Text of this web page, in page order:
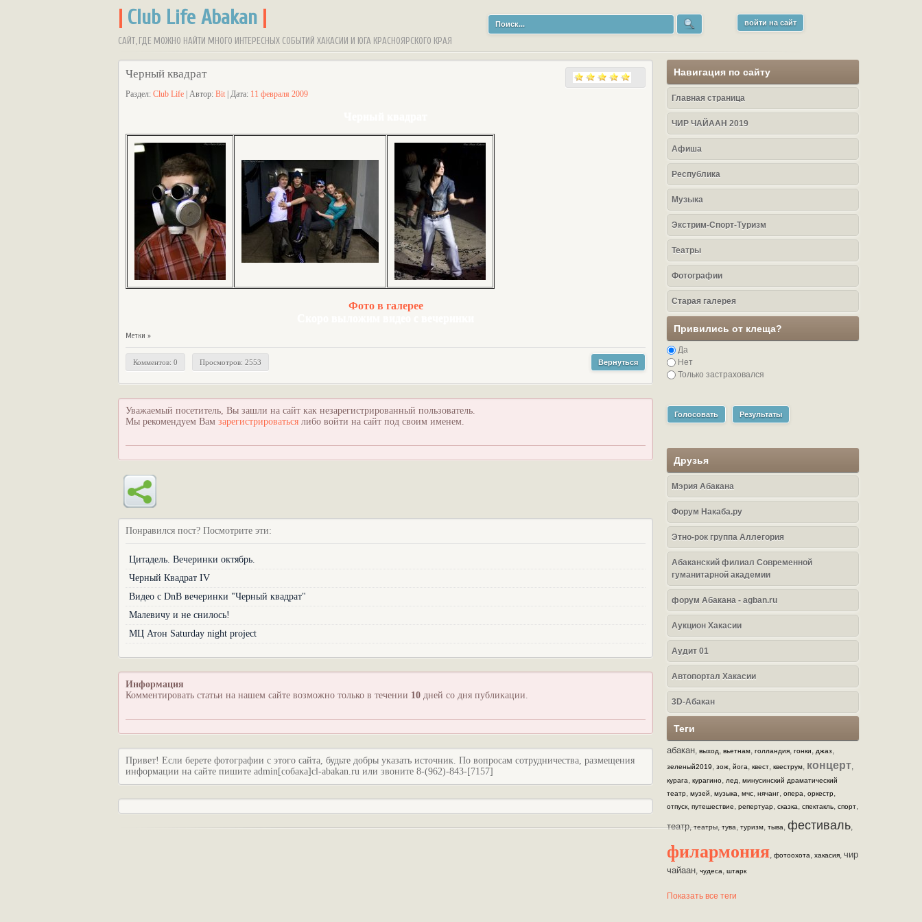
Club Life Abakan
САЙТ, ГДЕ МОЖНО НАЙТИ МНОГО ИНТЕРЕСНЫХ СОБЫТИЙ ХАКАСИИ И ЮГА КРАСНОЯРСКОГО КРАЯ
войти на сайт
Черный квадрат
Раздел: Club Life | Автор: Bit | Дата: 11 февраля 2009
Фото в галерее
Метки »
Комментов: 0 Просмотров: 2553 Вернуться
Уважаемый посетитель, Вы зашли на сайт как незарегистрированный пользователь.
Мы рекомендуем Вам зарегистрироваться либо войти на сайт под своим именем.
Понравился пост? Посмотрите эти:
Цитадель. Вечеринки октябрь.
Черный Квадрат IV
Видео с DnB вечеринки "Черный квадрат"
Малевичу и не снилось!
МЦ Атон Saturday night project
Информация
Комментировать статьи на нашем сайте возможно только в течении 10 дней со дня публикации.
Привет! Если берете фотографии с этого сайта, будьте добры указать источник. По вопросам сотрудничества, размещения
информации на сайте пишите admin[собака]cl-abakan.ru или звоните 8-(962)-843-[7157]
Навигация по сайту
Главная страница
ЧИР ЧАЙААН 2019
Афиша
Республика
Музыка
Экстрим-Спорт-Туризм
Театры
Фотографии
Старая галерея
Привились от клеща?
Да
Нет
Только застраховался
Голосовать Результаты
Друзья
Мэрия Абакана
Форум Накаба.ру
Этно-рок группа Аллегория
Абаканский филиал Современной
гуманитарной академии
форум Абакана - agban.ru
Аукцион Хакасии
Аудит 01
Автопортал Хакасии
3D-Абакан
Теги
абакан, выход, вьетнам, голландия, гонки, джаз,
зеленый2019, зож, йога, квест, квеструм, концерт,
курага, курагино, лед, минусинский драматический
театр, музей, музыка, мчс, нячанг, опера, оркестр,
отпуск, путешествие, репертуар, сказка, спектакль, спорт,
театр,театры, тува, туризм, тыва, фестиваль,
филармония, фотоохота, хакасия, чир
чайаан, чудеса, штарк
Показать все теги